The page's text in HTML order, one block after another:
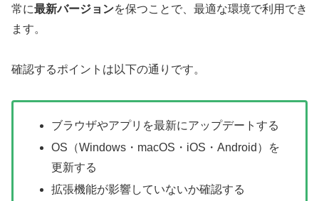
常に最新バージョンを保つことで、最適な環境で利用でき
ます。
確認するポイントは以下の通りです。
ブラウザやアプリを最新にアップデートする
OS（Windows・macOS・iOS・Android）を
更新する
拡張機能が影響していないか確認する